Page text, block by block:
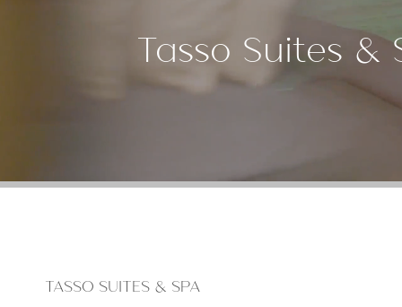
Tasso Suites
TASSO SUITES & SPA